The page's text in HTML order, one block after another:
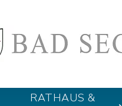
RATHAUS &